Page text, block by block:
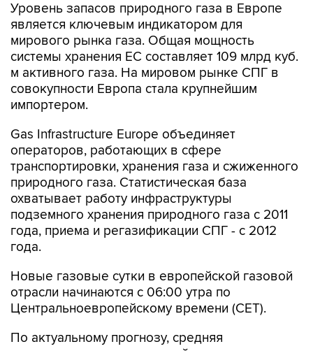
Уровень запасов природного газа в Европе
является ключевым индикатором для
мирового рынка газа. Общая мощность
системы хранения ЕС составляет 109 млрд куб.
м активного газа. На мировом рынке СПГ в
совокупности Европа стала крупнейшим
импортером.
Gas Infrastructure Europe объединяет
операторов, работающих в сфере
транспортировки, хранения газа и сжиженного
природного газа. Статистическая база
охватывает работу инфраструктуры
подземного хранения природного газа с 2011
года, приема и регазификации СПГ - с 2012
года.
Новые газовые сутки в европейской газовой
отрасли начинаются c 06:00 утра по
Центральноевропейскому времени (CET).
По актуальному прогнозу, средняя